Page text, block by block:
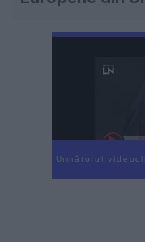
Următorul